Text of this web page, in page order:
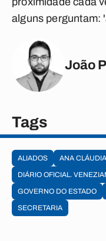
alguns perguntam:
João
Tags
ALIADOS
ANA
DIÁRIO OFICIAL.
GOVERNO DO ESTADO
SECRETARIA